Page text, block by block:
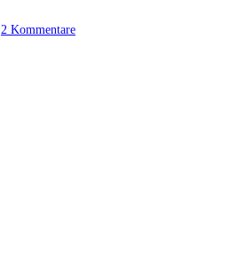
2 Kommentare